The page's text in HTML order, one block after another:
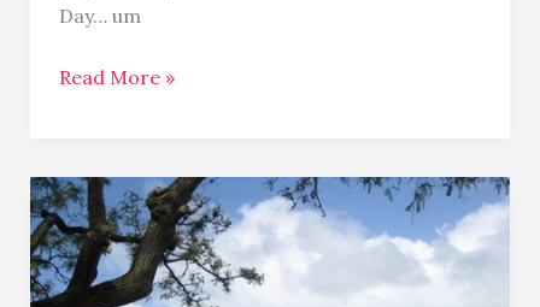
Day… um
Read More »
Brisbane
após
a
enchente